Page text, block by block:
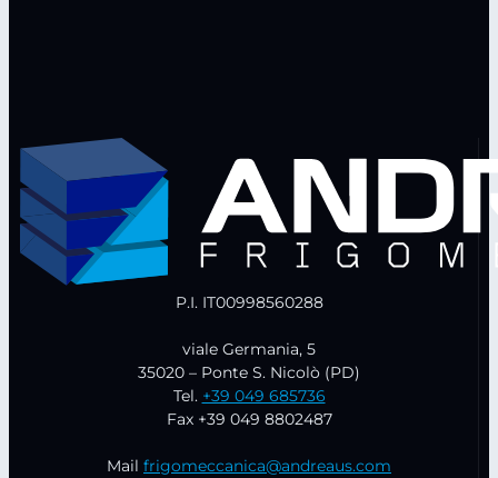
P.I. IT00998560288
viale Germania, 5
35020 – Ponte S. Nicolò (PD)
Tel. +39 049 685736
Fax +39 049 8802487
Mail frigomeccanica@andreaus.com